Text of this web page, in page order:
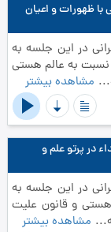
ظهورات و اعیان
در این جلسه به
نسبت به عالم هستی
مشاهده بیشتر
در پرتو علم و
در این جلسه به
هستی و قانون علیت
مشاهده بیشتر